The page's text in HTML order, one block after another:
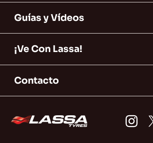
Guías y Vídeos
¡Ve Con Lassa!
Contacto